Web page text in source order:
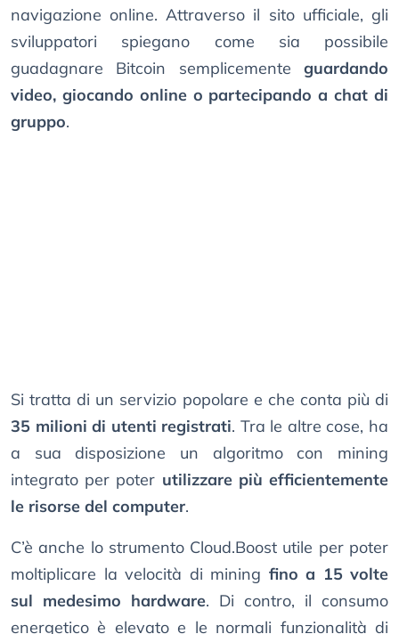
navigazione online. Attraverso il sito ufficiale, gli
sviluppatori spiegano come sia possibile
guadagnare Bitcoin semplicemente guardando
video, giocando online o partecipando a chat di
gruppo.
Si tratta di un servizio popolare e che conta più di
35 milioni di utenti registrati. Tra le altre cose, ha
a sua disposizione un algoritmo con mining
integrato per poter utilizzare più efficientemente
le risorse del computer.
C’è anche lo strumento Cloud.Boost utile per poter
moltiplicare la velocità di mining fino a 15 volte
sul medesimo hardware. Di contro, il consumo
energetico è elevato e le normali funzionalità di